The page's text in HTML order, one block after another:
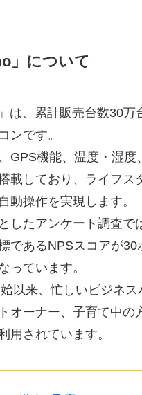
」について
は、累計販売台数30万
ンです。
GPS機能、温度・湿度
載しており、ライフス
動操作を実現します。
したアンケート調査で
であるNPSスコアが30
っています。
以来、忙しいビジネス
オーナー、子育て中の
用されています。